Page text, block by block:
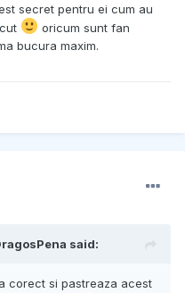
secret pentru ei cum au
oricum sunt fan
bucura maxim.
said:
corect si pastreaza acest